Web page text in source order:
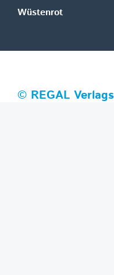
Wüstenrot
© REGAL